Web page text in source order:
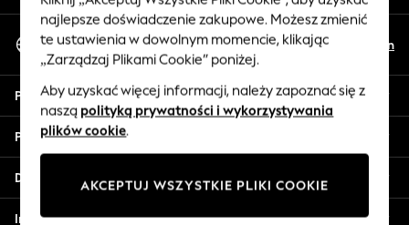
All Beachwear
Bags & Accessories
Beach Dresses & Kaftans
Dresses
Flip Flops
Sliders
Jumpsuits & Playsuits
Sandals
Shorts
Wybierz Język
Polski
En
Pomoc
Prywatność i zasady prawne
Działy
Inne usługi
najlepsze doświadczenie zakupowe. Możesz zmienić
te ustawienia w dowolnym momencie, klikając
„Zarządzaj Plikami Cookie” poniżej.
Aby uzyskać więcej informacji, należy zapoznać się z
naszą polityką prywatności i wykorzystywania
plików cookie.
AKCEPTUJ WSZYSTKIE PLIKI COOKIE